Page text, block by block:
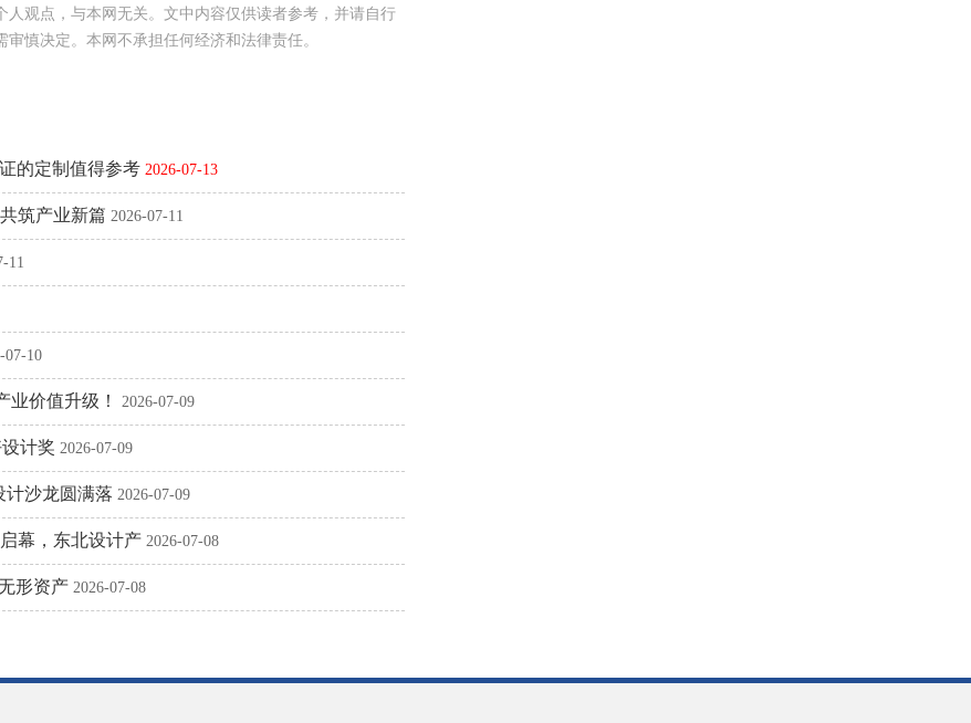
观点，与本网无关。文中内容仅供读者参考，并请自行
慎决定。本网不承担任何经济和法律责任。
的定制值得参考 2026-07-13
筑产业新篇 2026-07-11
11
07-10
业价值升级！ 2026-07-09
计奖 2026-07-09
计沙龙圆满落 2026-07-09
幕，东北设计产 2026-07-08
形资产 2026-07-08